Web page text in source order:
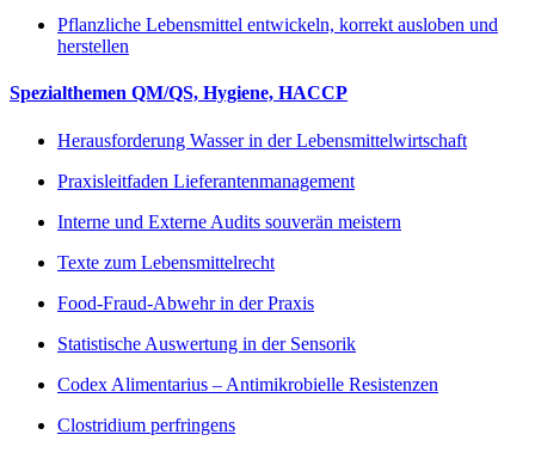
Pflanzliche Lebensmittel entwickeln, korrekt ausloben und
herstellen
Spezialthemen QM/QS, Hygiene, HACCP
Herausforderung Wasser in der Lebensmittelwirtschaft
Praxisleitfaden Lieferantenmanagement
Interne und Externe Audits souverän meistern
Texte zum Lebensmittelrecht
Food-Fraud-Abwehr in der Praxis
Statistische Auswertung in der Sensorik
Codex Alimentarius – Antimikrobielle Resistenzen
Clostridium perfringens